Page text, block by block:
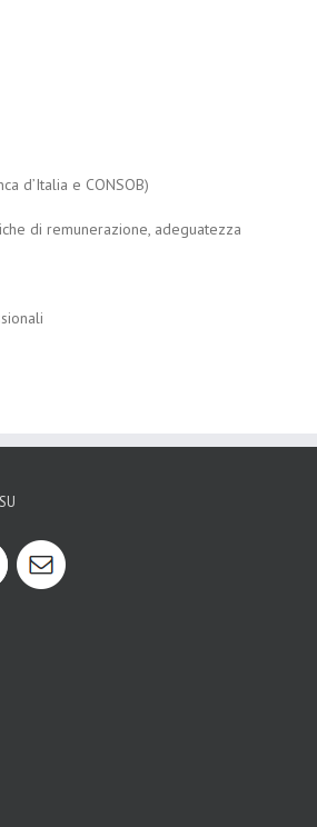
d’Italia e CONSOB)
di remunerazione, adeguatezza